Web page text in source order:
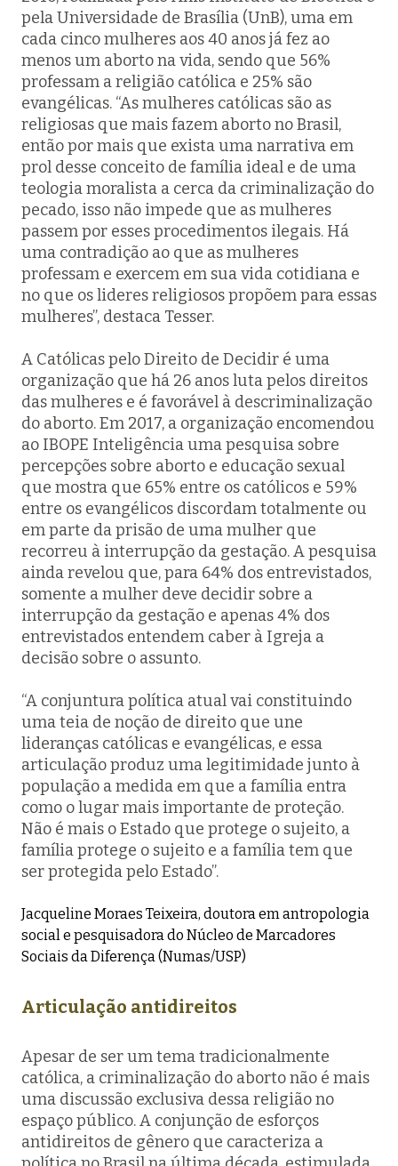
pela Universidade de Brasília (UnB), uma em
cada cinco mulheres aos 40 anos já fez ao
menos um aborto na vida, sendo que 56%
professam a religião católica e 25% são
evangélicas. “As mulheres católicas são as
religiosas que mais fazem aborto no Brasil,
então por mais que exista uma narrativa em
prol desse conceito de família ideal e de uma
teologia moralista a cerca da criminalização do
pecado, isso não impede que as mulheres
passem por esses procedimentos ilegais. Há
uma contradição ao que as mulheres
professam e exercem em sua vida cotidiana e
no que os lideres religiosos propõem para essas
mulheres”, destaca Tesser.
A Católicas pelo Direito de Decidir é uma
organização que há 26 anos luta pelos direitos
das mulheres e é favorável à descriminalização
do aborto. Em 2017, a organização encomendou
ao IBOPE Inteligência uma pesquisa sobre
percepções sobre aborto e educação sexual
que mostra que 65% entre os católicos e 59%
entre os evangélicos discordam totalmente ou
em parte da prisão de uma mulher que
recorreu à interrupção da gestação. A pesquisa
ainda revelou que, para 64% dos entrevistados,
somente a mulher deve decidir sobre a
interrupção da gestação e apenas 4% dos
entrevistados entendem caber à Igreja a
decisão sobre o assunto.
“A conjuntura política atual vai constituindo
uma teia de noção de direito que une
lideranças católicas e evangélicas, e essa
articulação produz uma legitimidade junto à
população a medida em que a família entra
como o lugar mais importante de proteção.
Não é mais o Estado que protege o sujeito, a
família protege o sujeito e a família tem que
ser protegida pelo Estado”.
Jacqueline Moraes Teixeira, doutora em antropologia
social e pesquisadora do Núcleo de Marcadores
Sociais da Diferença (Numas/USP)
Articulação antidireitos
Apesar de ser um tema tradicionalmente
católica, a criminalização do aborto não é mais
uma discussão exclusiva dessa religião no
espaço público. A conjunção de esforços
antidireitos de gênero que caracteriza a